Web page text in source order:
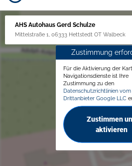
AHS Autohaus Gerd Schulze
Mittelstraße 1, 06333 Hettstedt OT Walbeck
Zustimmung
Für die Aktivierung der
Navigationsdienste ist Ihre
Zustimmung zu den
Datenschutzrichtlinien vom
Drittanbieter Google LLC
Zustimmen
aktivieren